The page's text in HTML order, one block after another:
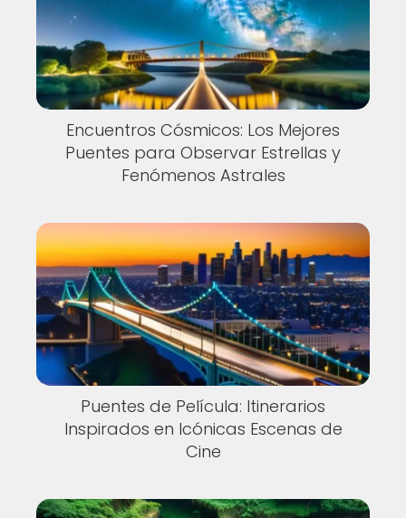
Encuentros Cósmicos: Los Mejores
Puentes para Observar Estrellas y
Fenómenos Astrales
Puentes de Película: Itinerarios
Inspirados en Icónicas Escenas de
Cine